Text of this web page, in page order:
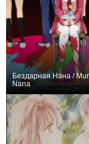
Бездарная Нана /
Nana